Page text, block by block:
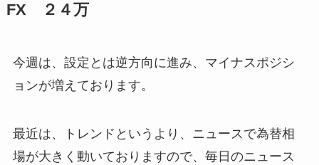
FX ２４万
今週は、設定とは逆方向に進み、マイナスポジシ
ョンが増えております。
最近は、トレンドというより、ニュースで為替相
場が大きく動いておりますので、毎日のニュース